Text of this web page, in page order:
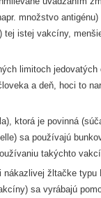
množstvo
tej istej vakcíny,
limitoch
a deň, hoci to
ktorá je povinná
sa používajú
takýchto
žltačke
sa vyrábajú